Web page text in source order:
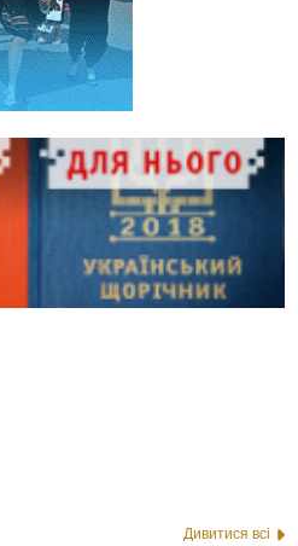
Дивитися всі